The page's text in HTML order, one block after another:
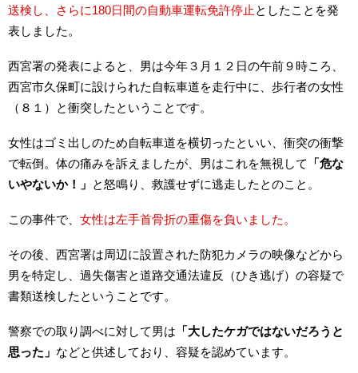
送検し、さらに180日間の自動車運転免許停止 としたことを発
表しました。
西宮署の発表によると、男は今年３月１２日の午前９時ころ、
西宮市久保町に設けられた自転車道を走行中に、歩行者の女性
（８１）と衝突したということです。
女性はゴミ出しのため自転車道を横切ったといい、衝突の衝撃
で転倒。体の痛みを訴えましたが、男はこれを無視して
「危な
いやないか！」 と怒鳴り、救護せずに逃走したとのこと。
この事件で、 女性は左手首骨折の重傷を負いました。
その後、西宮署は周辺に設置された防犯カメラの映像などから
男を特定し、過失傷害と道路交通法違反（ひき逃げ）の容疑で
書類送検したということです。
警察での取り調べに対して男は 「大したケガではないだろうと
思った」 などと供述しており、容疑を認めています。